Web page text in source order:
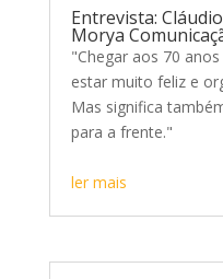
Entrevista:
Morya
"Chegar aos 70
estar muito feliz e
Mas significa
para
ler mais